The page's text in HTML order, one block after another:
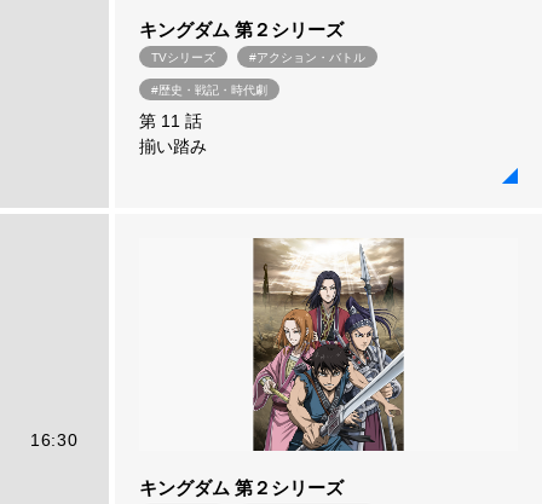
キングダム 第２シリーズ
TVシリーズ #アクション・バトル
#歴史・戦記・時代劇
第 11 話
揃い踏み
16:30
キングダム 第２シリーズ